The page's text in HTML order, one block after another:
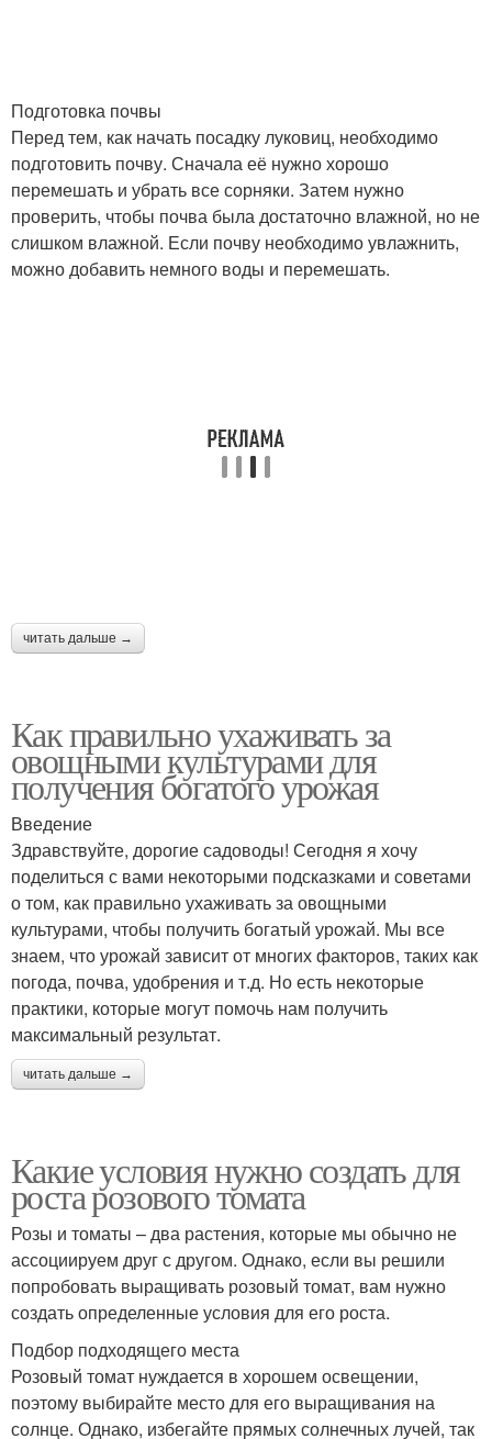
Подготовка почвы
Перед тем, как начать посадку луковиц, необходимо
подготовить почву. Сначала её нужно хорошо
перемешать и убрать все сорняки. Затем нужно
проверить, чтобы почва была достаточно влажной, но не
слишком влажной. Если почву необходимо увлажнить,
можно добавить немного воды и перемешать.
читать дальше →
Как правильно ухаживать за
овощными культурами для
получения богатого урожая
Введение
Здравствуйте, дорогие садоводы! Сегодня я хочу
поделиться с вами некоторыми подсказками и советами
о том, как правильно ухаживать за овощными
культурами, чтобы получить богатый урожай. Мы все
знаем, что урожай зависит от многих факторов, таких как
погода, почва, удобрения и т.д. Но есть некоторые
практики, которые могут помочь нам получить
максимальный результат.
читать дальше →
Какие условия нужно создать для
роста розового томата
Розы и томаты – два растения, которые мы обычно не
ассоциируем друг с другом. Однако, если вы решили
попробовать выращивать розовый томат, вам нужно
создать определенные условия для его роста.
Подбор подходящего места
Розовый томат нуждается в хорошем освещении,
поэтому выбирайте место для его выращивания на
солнце. Однако, избегайте прямых солнечных лучей, так